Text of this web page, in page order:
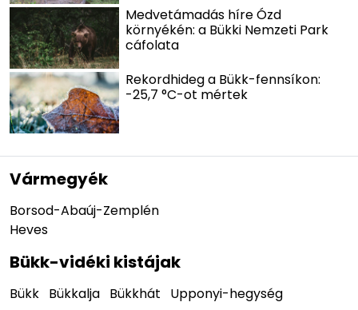
Medvetámadás híre Ózd
környékén: a Bükki Nemzeti Park
cáfolata
Rekordhideg a Bükk-fennsíkon:
-25,7 °C-ot mértek
Vármegyék
Borsod-Abaúj-Zemplén
Heves
Bükk-vidéki kistájak
Bükk Bükkalja Bükkhát Upponyi-hegység